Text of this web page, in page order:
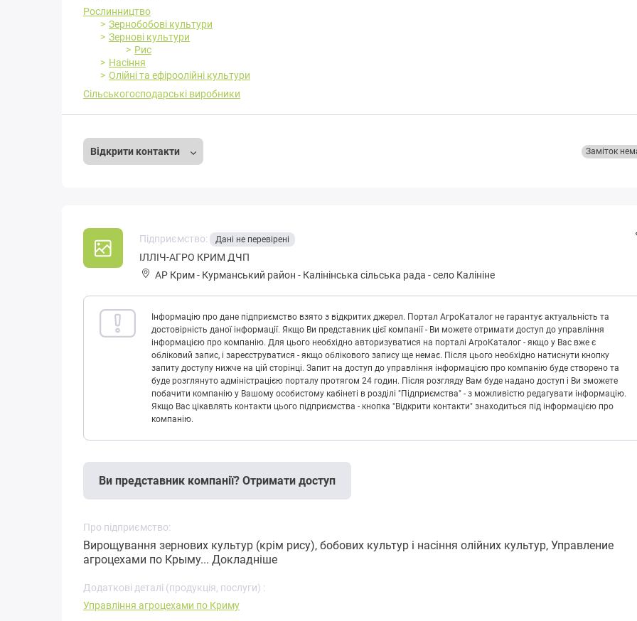
Рослинництво
Зернобобові культури
Зернові культури
Рис
Насіння
Олійні та ефіроолійні культури
Сільськогосподарські виробники
Відкрити контакти Заміток
Підприємство: Дані не перевірені
ІЛЛІЧ-АГРО КРИМ ДЧП
АР Крим- Курманський район - Калінінська сільська рада -село Калініне
Інформацію про дане підприємство взято з відкритих джерел. Портал АгроКаталог не гарантує актуальність та
достовірність даної інформації. Якщо Ви представник цієї компанії - Ви можете отримати доступ до управління
інформацією про компанію. Для цього необхідно авторизуватися на порталі АгроКаталог - якщо у Вас вже є
обліковий запис, і зареєструватися - якщо облікового запису ще немає. Після цього необхідно натиснути кнопку
запиту доступу нижче на цій сторінці. Запит на доступ до управління інформацією про компанію буде створено та
буде розглянуто адміністрацією порталу протягом 24 годин. Після розгляду Вам буде надано доступ і Ви зможете
побачити компанію у Вашому особистому кабінеті в розділі "Підприємства" - з можливістю редагувати інформацію.
Якщо Вас цікавлять контакти цього підприємства - кнопка "Відкрити контакти" знаходиться під інформацією про
компанію.
Ви представник компанії? Отримати доступ
Про підприємство:
Вирощування зернових культур (крім рису), бобових культур і насіння олійних культур, Управление
агроцехами по Крыму... Докладніше
Додаткові деталі (продукція, послуги) :
Управління агроцехами по Криму